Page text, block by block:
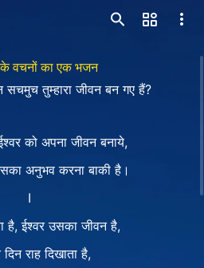
के वचनों का एक भजन
सचमुच तुम्हारा जीवन बन गए हैं?
को अपना जीवन बनाये,
अनुभव करना बाकी है।
Ⅰ
है, ईश्वर उसका जीवन है,
राह दिखाता है,